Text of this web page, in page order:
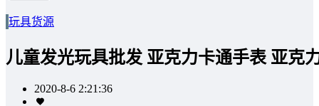
玩具货源
儿童发光玩具批发 亚克力卡通手表 亚克
2020-8-6 2:21:36